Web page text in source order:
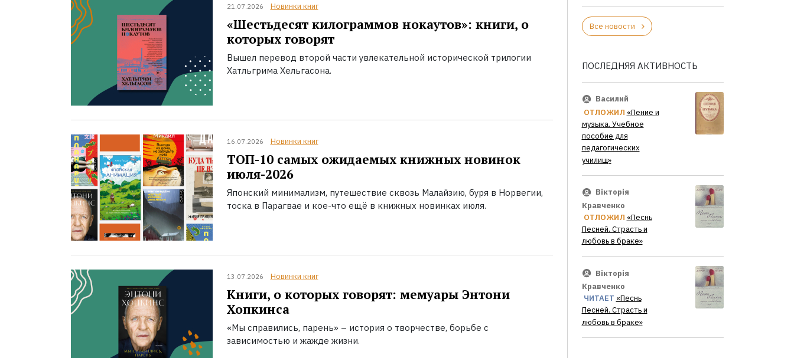
21.07.2026 Новинки книг
«Шестьдесят килограммов нокаутов»: книги, о
которых говорят
Вышел перевод второй части увлекательной исторической трилогии
Хатльгрима Хельгасона.
16.07.2026 Новинки книг
ТОП-10 самых ожидаемых книжных новинок
июля-2026
Японский минимализм, путешествие сквозь Малайзию, буря в Норвегии,
тоска в Парагвае и кое-что ещё в книжных новинках июля.
13.07.2026 Новинки книг
Книги, о которых говорят: мемуары Энтони
Хопкинса
«Мы справились, парень» – история о творчестве, борьбе с
зависимостью и жажде жизни.
Все новости
ПОСЛЕДНЯЯ АКТИВНОСТЬ
Василий
ОТЛОЖИЛ «Пение и
музыка. Учебное
пособие для
педагогических
училищ»
Вікторія
Кравченко
ОТЛОЖИЛ «Песнь
Песней. Страсть и
любовь в браке»
Вікторія
Кравченко
ЧИТАЕТ «Песнь
Песней. Страсть и
любовь в браке»